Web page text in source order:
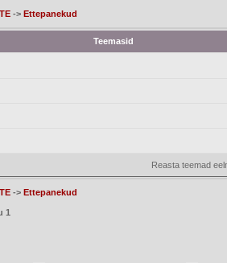
-> Ettepanekud
Teemasid
Reasta teemad
-> Ettepanekud
1